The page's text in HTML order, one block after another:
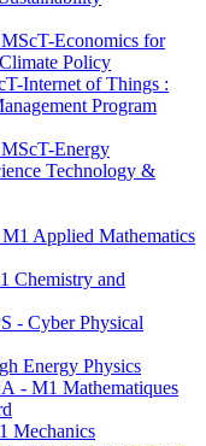
Economics for
Policy
Internet of Things :
Program
Energy
Technology &
Applied Mathematics
Chemistry and
- Cyber Physical
Energy Physics
- M1 Mathematiques
Mechanics